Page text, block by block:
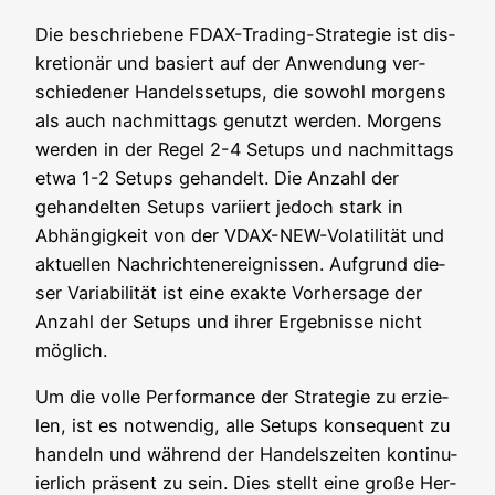
Die beschrie­be­ne FDAX-Tra­ding-Stra­te­gie ist dis­
kre­tio­när und basiert auf der Anwen­dung ver­
schie­de­ner Han­dels­set­ups, die sowohl mor­gens
als auch nach­mit­tags genutzt wer­den. Mor­gens
wer­den in der Regel 2-4 Set­ups und nach­mit­tags
etwa 1-2 Set­ups gehan­delt. Die Anzahl der
gehan­del­ten Set­ups vari­iert jedoch stark in
Abhän­gig­keit von der VDAX-NEW-Vola­ti­li­tät und
aktu­el­len Nach­rich­ten­er­eig­nis­sen. Auf­grund die­
ser Varia­bi­li­tät ist eine exak­te Vor­her­sa­ge der
Anzahl der Set­ups und ihrer Ergeb­nis­se nicht
möglich.
Um die vol­le Per­for­mance der Stra­te­gie zu erzie­
len, ist es not­wen­dig, alle Set­ups kon­se­quent zu
han­deln und wäh­rend der Han­dels­zei­ten kon­ti­nu­
ier­lich prä­sent zu sein. Dies stellt eine gro­ße Her­